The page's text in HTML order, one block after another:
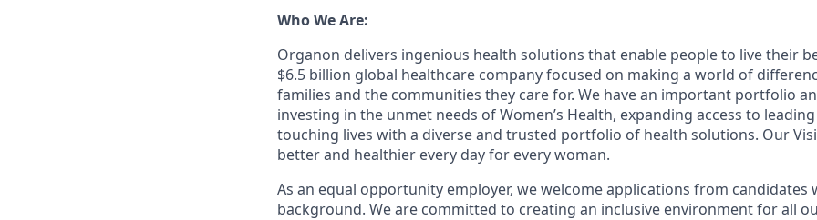
Who We Are:
Organon delivers ingenious health solutions that enable people to live their
$6.5 billion global healthcare company focused on making a world of
families and the communities they care for. We have an important portfolio
investing in the unmet needs of Women’s Health, expanding access to
touching lives with a diverse and trusted portfolio of health solutions. Our
better and healthier every day for every woman.
As an equal opportunity employer, we welcome applications from candidates
background. We are committed to creating an inclusive environment for all